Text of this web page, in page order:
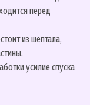
перед
из шептала,
усилие спуска